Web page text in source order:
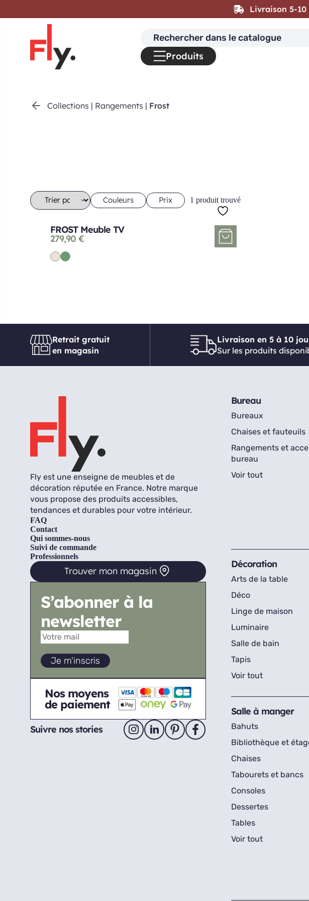
Collections | Rangements | Frost
Couleurs Prix 1 produit trouvé
FROST Meuble TV
279,90 €
Retrait gratuit
en magasin
Livraison en 5 à 10
Sur les produits
Fly est une enseigne de meubles et de
décoration réputée en France. Notre marque
vous propose des produits accessibles,
tendances et durables pour votre intérieur.
FAQ
Contact
Qui sommes-nous
Suivi de commande
Professionnels
Trouver mon magasin
S’abonner à la
newsletter
Nos moyens
de paiement
Suivre nos stories
Bureau
Bureaux
Chaises et fauteuils
Rangements et
bureau
Voir tout
Décoration
Arts de la table
Déco
Linge de maison
Luminaire
Salle de bain
Tapis
Voir tout
Salle à manger
Bahuts
Bibliothèque et
Chaises
Tabourets et bancs
Consoles
Dessertes
Tables
Voir tout
Livraison 5-
Search
for:
Produits